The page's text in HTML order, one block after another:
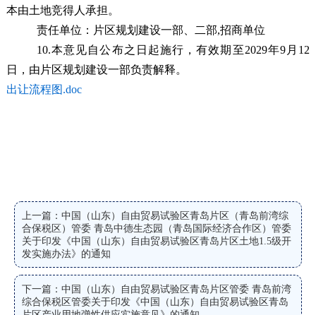
本由土地竞得人承担。
责任单位： 片区规划建设一部、二部,招商单位
10.本意见自公布之日起施行，有效期至2029年9月 12
日
， 由片区规划建设一部负责解释。
出让流程图.doc
上一篇：中国（山东）自由贸易试验区青岛片区（青岛前湾综
合保税区）管委 青岛中德生态园（青岛国际经济合作区）管委
关于印发《中国（山东）自由贸易试验区青岛片区土地1.5级开
发实施办法》的通知
下一篇：中国（山东）自由贸易试验区青岛片区管委 青岛前湾
综合保税区管委关于印发《中国（山东）自由贸易试验区青岛